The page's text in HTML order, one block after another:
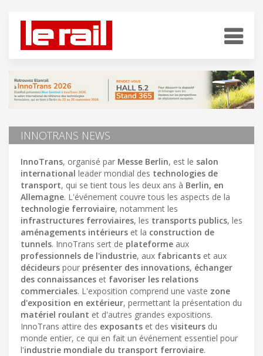
INNOTRANS NEWS
InnoTrans, organisé par Messe Berlin, est le salon
international leader mondial des technologies de
transport, qui se tient tous les deux ans à Berlin, en
Allemagne. L'événement couvre tous les aspects de la
technologie ferroviaire, notamment les
infrastructures ferroviaires, les transports publics, les
aménagements intérieurs et la construction de
tunnels. InnoTrans sert de plateforme aux
professionnels de l'industrie, aux fabricants et aux
décideurs pour présenter des innovations, échanger
des connaissances et favoriser les relations
commerciales. L'exposition comprend une vaste zone
d'exposition en extérieur, permettant la présentation du
matériel roulant et d'autres grandes expositions.
InnoTrans attire des exposants et des visiteurs du
monde entier, ce qui en fait un événement essentiel pour
l'industrie mondiale du transport ferroviaire.